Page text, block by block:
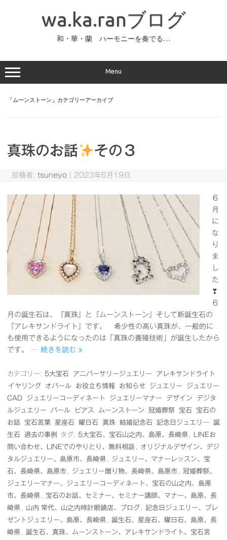
ッ
プ
wa.ka.ranブログ
和・華・蘭 ハーモニーを奏でる…
Menu
「ムーンストーン 」カテゴリーアーカイブ
真珠のお話 その３
投稿者: tsuneyo 2023年6月19日
６
月
に
な
り
ま
し
た
❣
６
月の誕生石は、『真珠』と『ムーンストーン』そして新誕生石の
『アレキサンドライト』です。 希少性の高い真珠が、一般的に
も使用できるようになったのは「真珠の養殖技術」が誕生したから
です。 … 続きを読む »
カテゴリー: 5大宝石 アニバーサリージュエリー
アレキサンドライト
イヤリング
オパール お役立ち情報 お知らせ ジュエリー
ジュエリー
CAD
ジュエリーコーディネート ジュエリーマナー デザイン
デジタ
ルジュエリー
パール ピアス ムーンストーン 冠婚葬祭 宝石
宝石の
お話
宝石言葉 星座石 曜日石 真珠 結婚記念石 記念日ジュエリ―
誕
生石
過去の事例 タグ: 5大宝石、宝石山之内、島原、長崎県
LINEお
問い合わせ、LINEでのやりとり、無料相談
オリジナルデザイン、デジ
タルジュエリー、島原市、長崎県
ジュエリー、マナーレッスン、宝
石、長崎県、島原市
ジュエリー贈り物、長崎県、島原市
冠婚葬祭、
ジュエリーマナー、ジュエリーコーディネート、宝石の山之内、島原
市、長崎県
宝石のお話、セミナー、セミナー講師、マナー、島原、長
崎県
山内 常代、山之内時計眼鏡店、ブログ
記念日ジュエリー、プレ
ゼントジュエリー、島原、長崎県
誕生石、星座石、曜日石、島原、長
崎県
誕生石、真珠、ムーンストーン、アレキサンドライト、宝石言